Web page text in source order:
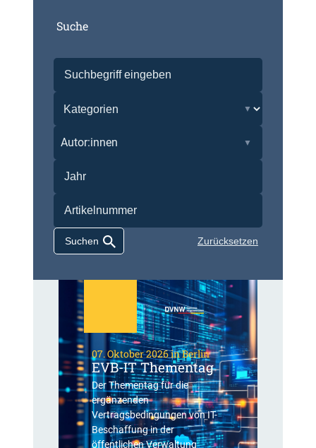
Suche
Autor:innen
Zurücksetzen
07. Oktober 2026 in Berlin
EVB-IT Thementag
Der Thementag für die
ergänzenden
Vertragsbedingungen von IT-
Beschaffung in der
öffentlichen Verwaltung